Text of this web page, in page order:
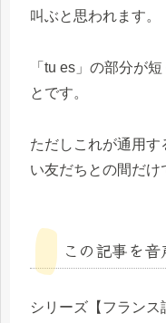
叫ぶと思われます。
「tu es」の部分が
とです。
ただしこれが通用す
い友だちとの間だけ
この記事を
シリーズ【フランス